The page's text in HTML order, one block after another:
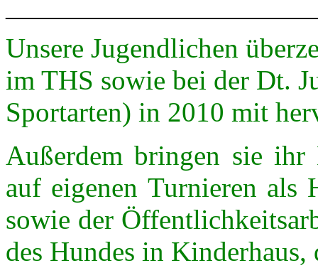
Unsere Jugendlichen
im THS sowie bei der Dt.
Sportarten) in 2010 mit
Außerdem bringen sie ihr
auf eigenen Turnieren als
sowie der
des Hundes in